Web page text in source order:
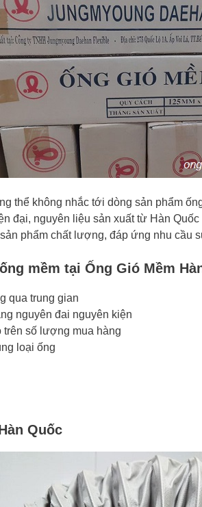
thể không nhắc tới dòng sản phẩm
đại, nguyên liệu sản xuất từ Hàn
phẩm chất lượng, đáp ứng nhu cầu
mềm tại Ống Gió Mềm
qua trung gian
nguyên đai nguyên kiện
trên số lượng mua hàng
loại ống
Quốc